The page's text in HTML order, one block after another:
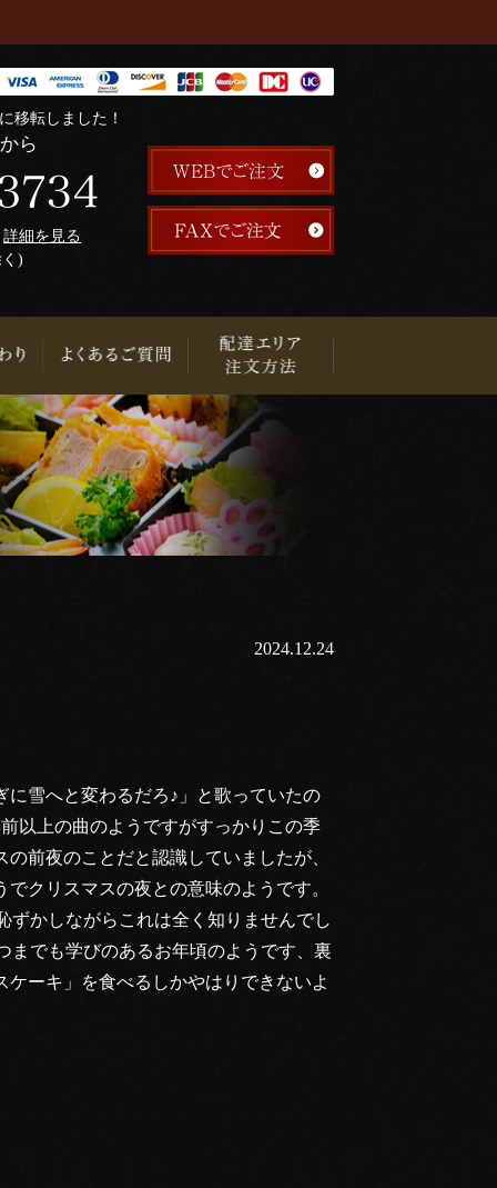
移転しました！
ら
詳細を見る
)
2024.12.24
雪へと変わるだろ♪」と歌っていたの
以上の曲のようですがすっかりこの季
前夜のことだと認識していましたが、
クリスマスの夜との意味のようです。
ずかしながらこれは全く知りませんでし
までも学びのあるお年頃のようです、裏
ーキ」を食べるしかやはりできないよ